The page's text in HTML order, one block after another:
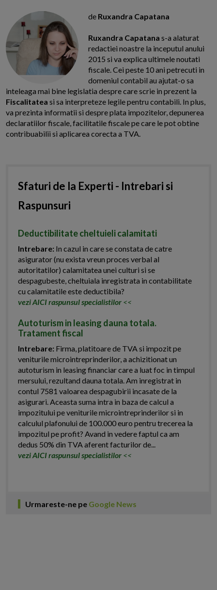
de Ruxandra Capatana
Ruxandra Capatana s-a alaturat
redactiei noastre la inceputul anului
2015 si va explica ultimele noutati
fiscale. Cei peste 10 ani petrecuti in
domeniul contabil au ajutat-o sa
inteleaga mai bine legislatia despre care scrie in prezent la
Fiscalitatea si sa interpreteze legile pentru contabili. In plus,
va prezinta informatii si despre plata impozitelor, depunerea
declaratiilor fiscale, facilitatile fiscale pe care le pot obtine
contribuabilii si aplicarea corecta a TVA.
Sfaturi de la Experti - Intrebari si
Raspunsuri
Deductibilitate cheltuieli calamitati
Intrebare: In cazul in care se constata de catre
asigurator (nu exista vreun proces verbal al
autoritatilor) calamitatea unei culturi si se
despagubeste, cheltuiala inregistrata in contabilitate
cu calamitatile este deductibila?
vezi AICI raspunsul specialistilor <<
Autoturism in leasing dauna totala.
Tratament fiscal
Intrebare: Firma, platitoare de TVA si impozit pe
veniturile microintreprinderilor, a achizitionat un
autoturism in leasing financiar care a luat foc in timpul
mersului, rezultand dauna totala. Am inregistrat in
contul 7581 valoarea despagubirii incasate de la
asigurari. Aceasta suma intra in baza de calcul a
impozitului pe veniturile microintreprinderilor si in
calculul plafonului de 100.000 euro pentru trecerea la
impozitul pe profit? Avand in vedere faptul ca am
dedus 50% din TVA aferent facturilor de...
vezi AICI raspunsul specialistilor <<
Urmareste-ne pe Google News